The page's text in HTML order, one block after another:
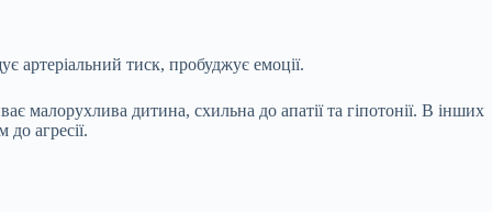
артеріальний тиск, пробуджує емоції.
малорухлива дитина, схильна до апатії та гіпотонії. В інших
агресії.